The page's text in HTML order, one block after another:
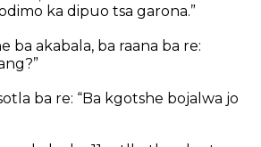
ka dipuo tsa garona.”
ba akabala, ba raana ba re:
ba re: “Ba kgotshe bojalwa jo